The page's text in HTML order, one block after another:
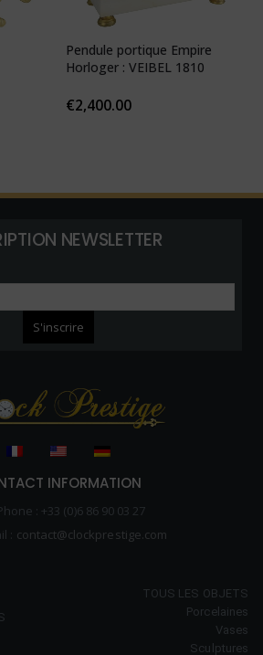
Pendule portique Empire
Horloger : VEIBEL 1810
€2,400.00
NEWSLETTER
INFORMATION
: +33 (0)6 86 90 03 27
: contact@clockprestige.com
TOUS LES OBJETS
Porcelaines
Vases
Sculptures